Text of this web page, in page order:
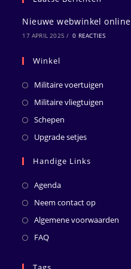
Nieuwe webwinkel online
17 APRIL 2025 / 0 REACTIES
Winkel
Militaire voertuigen
Militaire vliegtuigen
Schepen
Upgrade setjes
Handige Links
Agenda
Neem contact op
Algemene voorwaarden
FAQ